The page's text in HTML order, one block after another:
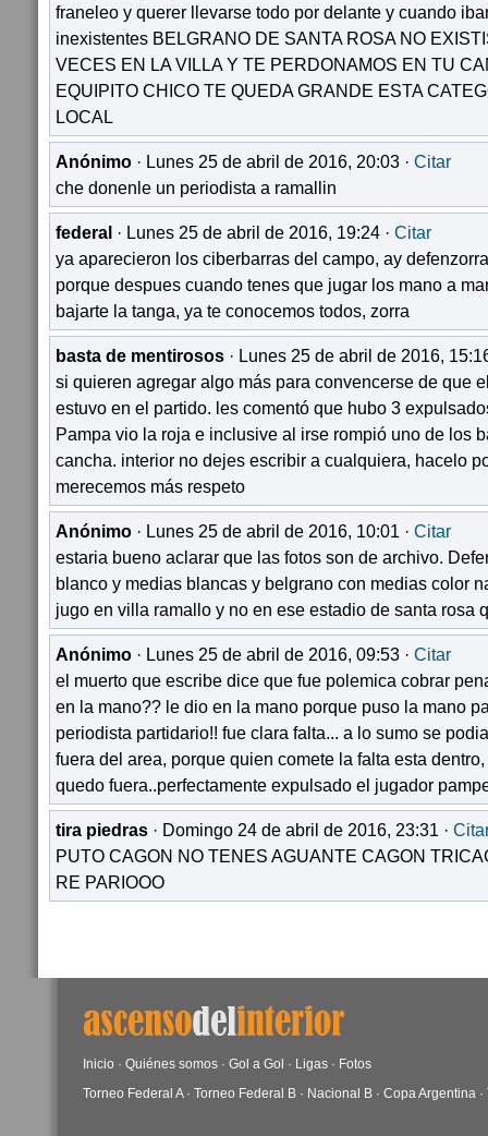
franeleo y querer llevarse todo por delante y cuando
inexistentes BELGRANO DE SANTA ROSA NO
VECES EN LA VILLA Y TE PERDONAMOS EN TU
EQUIPITO CHICO TE QUEDA GRANDE ESTA
LOCAL
Anónimo · Lunes 25 de abril de 2016, 20:03 · Citar
che donenle un periodista a ramallin
federal · Lunes 25 de abril de 2016, 19:24 · Citar
ya aparecieron los ciberbarras del campo, ay
porque despues cuando tenes que jugar los mano a
bajarte la tanga, ya te conocemos todos, zorra
basta de mentirosos · Lunes 25 de abril de 2016,
si quieren agregar algo más para convencerse de que
estuvo en el partido. les comentó que hubo 3
Pampa vio la roja e inclusive al irse rompió uno de los
cancha. interior no dejes escribir a cualquiera, hacelo
merecemos más respeto
Anónimo · Lunes 25 de abril de 2016, 10:01 · Citar
estaria bueno aclarar que las fotos son de archivo.
blanco y medias blancas y belgrano con medias color
jugo en villa ramallo y no en ese estadio de santa rosa
Anónimo · Lunes 25 de abril de 2016, 09:53 · Citar
el muerto que escribe dice que fue polemica cobrar
en la mano?? le dio en la mano porque puso la mano
periodista partidario!! fue clara falta... a lo sumo se
fuera del area, porque quien comete la falta esta
quedo fuera..perfectamente expulsado el jugador
tira piedras · Domingo 24 de abril de 2016, 23:31 ·
PUTO CAGON NO TENES AGUANTE CAGON
RE PARIOOO
Inicio · Quiénes somos · Gol a Gol · Ligas · Fotos
Torneo Federal A· Torneo Federal B · Nacional B · Copa Argentina ·